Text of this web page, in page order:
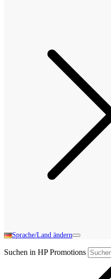
Sprache/Land ändern
Suchen in HP Promotions